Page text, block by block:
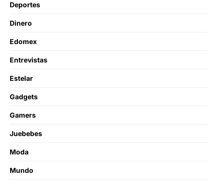
Deportes
Dinero
Edomex
Entrevistas
Estelar
Gadgets
Gamers
Juebebes
Moda
Mundo